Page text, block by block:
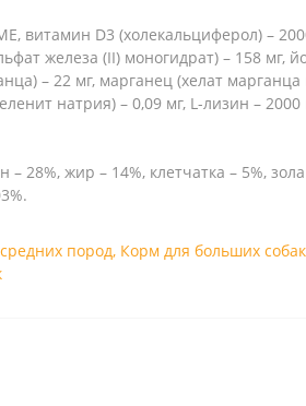
витамин D3 (холекальциферол) –
железа (ІІ) моногидрат) – 158 мг,
– 22 мг, марганец (хелат
натрия) – 0,09 мг, L-лизин –
жир – 14%, клетчатка – 5%,
пород, Корм для больших собак